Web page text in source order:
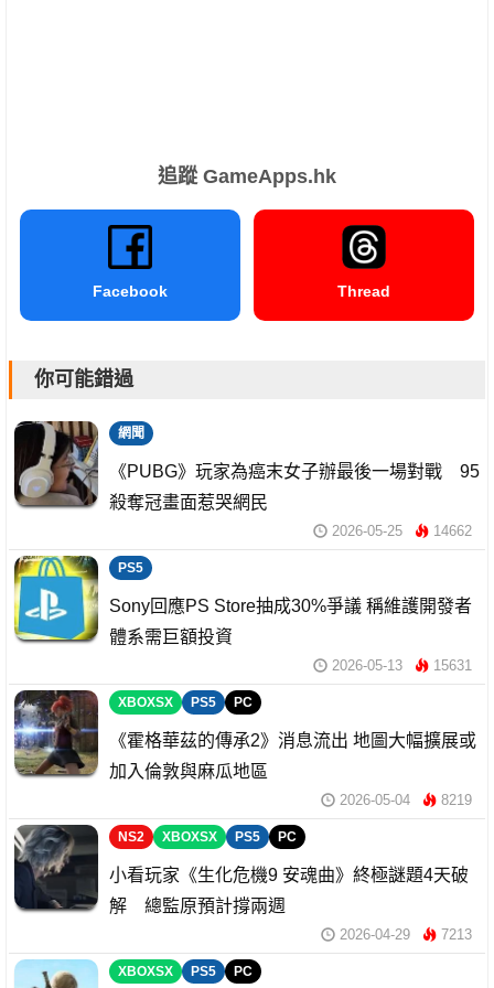
追蹤 GameApps.hk
Facebook Thread
你可能錯過
網聞
《PUBG》玩家為癌末女子辦最後一場對戰 95
殺奪冠畫面惹哭網民
2026-05-25 14662
PS5
Sony回應PS Store抽成30%爭議 稱維護開發者
體系需巨額投資
2026-05-13 15631
XBOXSX PS5 PC
《霍格華茲的傳承2》消息流出 地圖大幅擴展或
加入倫敦與麻瓜地區
2026-05-04 8219
NS2 XBOXSX PS5 PC
小看玩家《生化危機9 安魂曲》終極謎題4天破
解 總監原預計撐兩週
2026-04-29 7213
XBOXSX PS5 PC